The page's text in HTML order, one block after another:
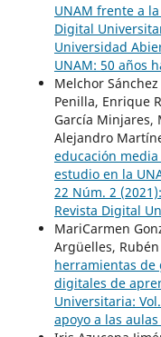
UNAM frente a
Digital
Universidad
UNAM: 50 años
Melchor
Penilla, Enrique
García Minjares,
Alejandro
educación
estudio en la
22 Núm. 2
Revista Digital
MariCarmen
Argüelles,
herramientas de
digitales de
Universitaria:
apoyo a las